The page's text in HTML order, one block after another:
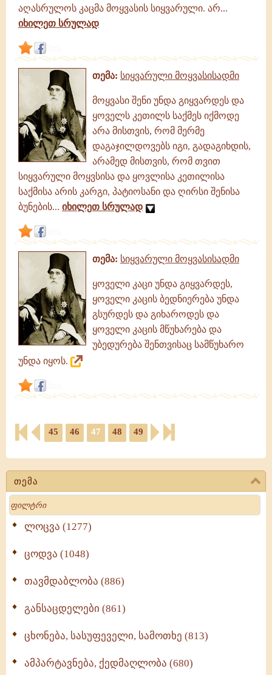
თემა
Search
ლოცვა (1277)
ცოდვა (1048)
თავმდაბლობა (886)
განსაცდელები (861)
ცხონება, სასუფეველი, სამოთხე (813)
ამპარტავნება, ქედმაღლობა (680)
აღასრულოს კაცმა მოყვასის სიყვარული. არ...
იხილეთ სრულად
თემა: სიყვარული მოყვასისადმი
მოყვასი შენი უნდა გიყვარდეს და
ყოველს კეთილს საქმეს იქმოდე
არა მისთვის, რომ მერმე
დაგაჯილდოვებს იგი, გადაგიხდის,
არამედ მისთვის, რომ თვით
სიყვარული მოყვსისა და ყოვლისა კეთილისა
საქმისა არის კარგი, პატიოსანი და ღირსი შენისა
ბუნების... იხილეთ სრულად
თემა: სიყვარული მოყვასისადმი
ყოველი კაცი უნდა გიყვარდეს,
ყოველი კაცის ბედნიერება უნდა
გსურდეს და გიხაროდეს და
ყოველი კაცის მწუხარება და
უბედურება შენთვისაც სამწუხარო
უნდა იყოს.
45 46 47 48 49